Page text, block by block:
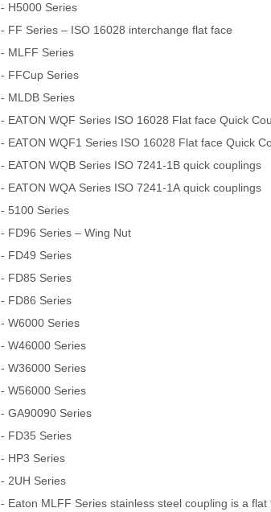
- H5000 Series
- FF Series – ISO 16028 interchange flat face
- MLFF Series
- FFCup Series
- MLDB Series
- EATON WQF Series ISO 16028 Flat face Quick
- EATON WQF1 Series ISO 16028 Flat face Quick
- EATON WQB Series ISO 7241-1B quick couplings
- EATON WQA Series ISO 7241-1A quick couplings
- 5100 Series
- FD96 Series – Wing Nut
- FD49 Series
- FD85 Series
- FD86 Series
- W6000 Series
- W46000 Series
- W36000 Series
- W56000 Series
- GA90090 Series
- FD35 Series
- HP3 Series
- 2UH Series
- Eaton MLFF Series stainless steel coupling is a